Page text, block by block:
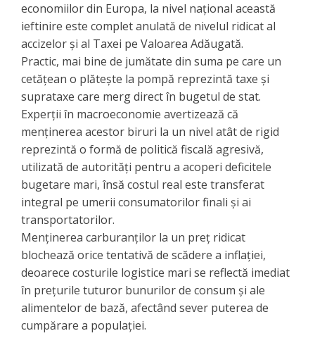
economiilor din Europa, la nivel național această
ieftinire este complet anulată de nivelul ridicat al
accizelor și al Taxei pe Valoarea Adăugată.
​Practic, mai bine de jumătate din suma pe care un
cetățean o plătește la pompă reprezintă taxe și
suprataxe care merg direct în bugetul de stat.
Experții în macroeconomie avertizează că
menținerea acestor biruri la un nivel atât de rigid
reprezintă o formă de politică fiscală agresivă,
utilizată de autorități pentru a acoperi deficitele
bugetare mari, însă costul real este transferat
integral pe umerii consumatorilor finali și ai
transportatorilor.
​Menținerea carburanților la un preț ridicat
blochează orice tentativă de scădere a inflației,
deoarece costurile logistice mari se reflectă imediat
în prețurile tuturor bunurilor de consum și ale
alimentelor de bază, afectând sever puterea de
cumpărare a populației.